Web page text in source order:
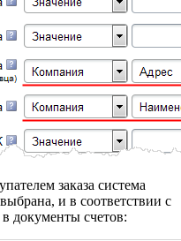
заказа система
и в соответствии с
документы счетов: